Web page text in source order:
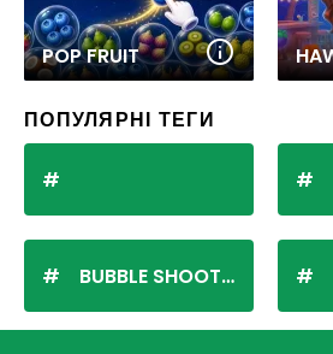
POP FRUIT
ПОПУЛЯРНІ ТЕГИ
BUBBLE SHOOTER